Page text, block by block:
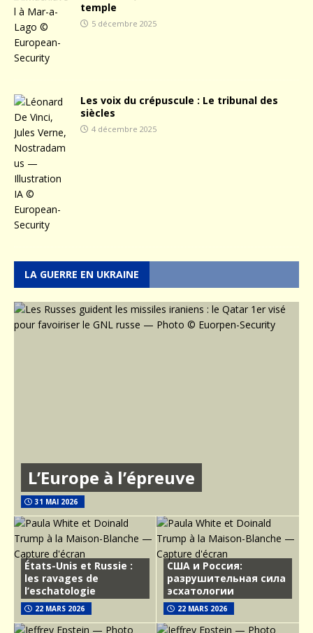
temple
5 décembre 2025
Les voix du crépuscule : Le tribunal des
siècles
4 décembre 2025
LA GUERRE EN UKRAINE
L’Europe à l’épreuve
31 MAI 2026
États-Unis et Russie :
les ravages de
l’eschatologie
22 MARS 2026
США и Россия:
разрушительная сила
эсхатологии
22 MARS 2026